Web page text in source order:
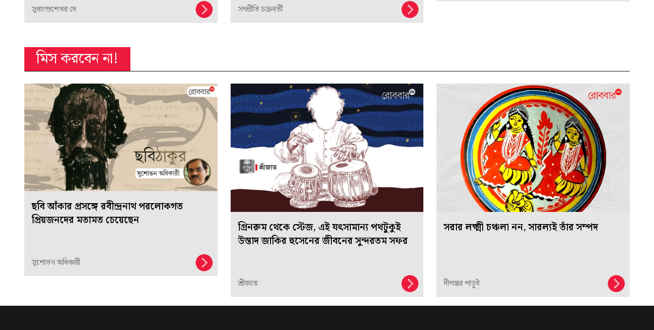
সুধাংশুশেখর দে সম্প্রীতি চক্রবর্তী
মিস করবেন না!
ছবি আঁকার প্রসঙ্গে রবীন্দ্রনাথ পরলোকগত
প্রিয়জনদের মতামত চেয়েছেন
সুশোভন অধিকারী
গ্রিনরুম থেকে স্টেজ, এই যৎসামান্য পথটুকুই
উস্তাদ জাকির হুসেনের জীবনের সুন্দরতম সফর
শ্রীজাত
সরার লক্ষ্মী চঞ্চলা নন, সারল্যই তাঁর সম্পদ
দীপঙ্কর পাড়ুই